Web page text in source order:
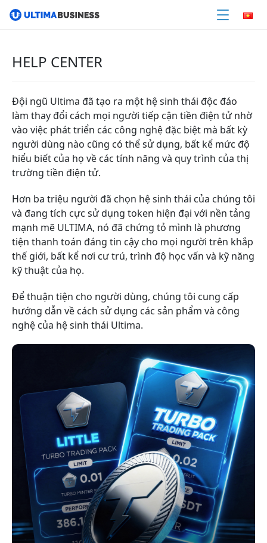
HELP CENTER
Đội ngũ Ultima đã tạo ra một hệ sinh thái độc đáo
làm thay đổi cách mọi người tiếp cận tiền điện tử nhờ
vào việc phát triển các công nghệ đặc biệt mà bất kỳ
người dùng nào cũng có thể sử dụng, bất kể mức độ
hiểu biết của họ về các tính năng và quy trình của thị
trường tiền điện tử.
Hơn ba triệu người đã chọn hệ sinh thái của chúng tôi
và đang tích cực sử dụng token hiện đại với nền tảng
mạnh mẽ ULTIMA, nó đã chứng tỏ mình là phương
tiện thanh toán đáng tin cậy cho mọi người trên khắp
thế giới, bất kể nơi cư trú, trình độ học vấn và kỹ năng
kỹ thuật của họ.
Để thuận tiện cho người dùng, chúng tôi cung cấp
hướng dẫn về cách sử dụng các sản phẩm và công
nghệ của hệ sinh thái Ultima.